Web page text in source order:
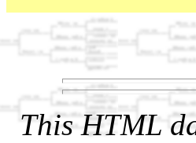
This HTML